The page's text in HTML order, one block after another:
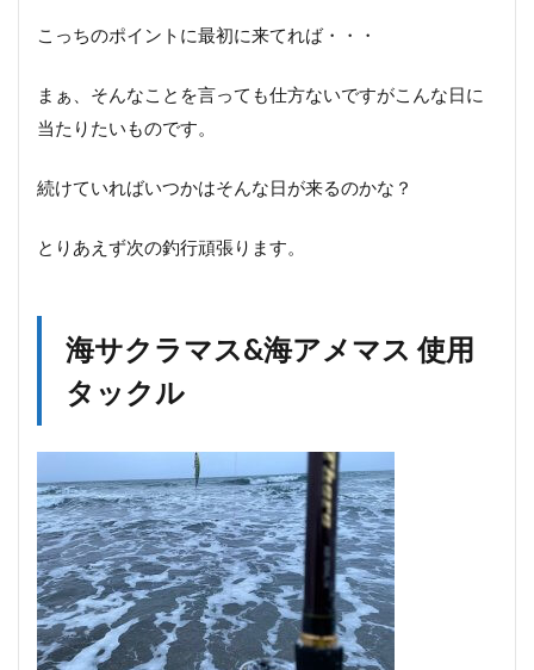
こっちのポイントに最初に来てれば・・・
まぁ、そんなことを言っても仕方ないですがこんな日に
当たりたいものです。
続けていればいつかはそんな日が来るのかな？
とりあえず次の釣行頑張ります。
海サクラマス&海アメマス 使用
タックル